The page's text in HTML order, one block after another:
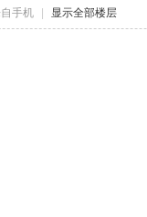
手机 显示全部楼层